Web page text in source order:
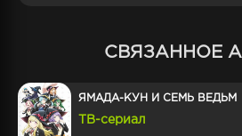
СВЯЗАННОЕ
ЯМАДА-КУН И СЕМЬ ВЕДЬМ
ТВ-сериал